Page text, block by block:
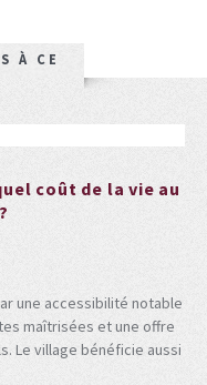
À CE
coût de la vie au
une accessibilité notable
maîtrisées et une offre
Le village bénéficie aussi